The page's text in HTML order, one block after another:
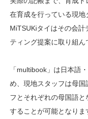
在育成を行っている現地
MiTSUKiタイはその会
ティング提案に取り組ん
「multibook」は日本語
め、現地スタッフは母
フとそれぞれの母国語
することが可能となりま